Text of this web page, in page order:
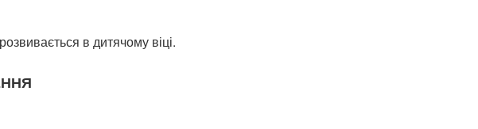
в дитячому віці.